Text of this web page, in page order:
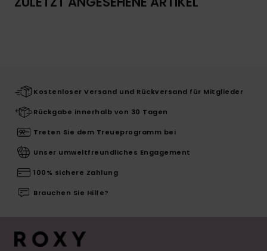
Kostenloser Versand und Rückversand für Mitglieder
Rückgabe innerhalb von 30 Tagen
Treten Sie dem Treueprogramm bei
Unser umweltfreundliches Engagement
100% sichere Zahlung
Brauchen Sie Hilfe?